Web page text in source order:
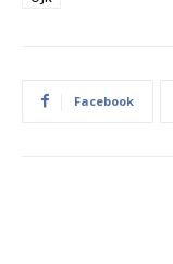
Facebook